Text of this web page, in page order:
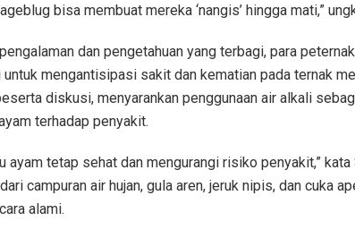
bisa membuat mereka ‘nangis’ hingga mati,”
dan pengetahuan yang terbagi, para
mengantisipasi sakit dan kematian pada ternak
diskusi, menyarankan penggunaan air alkali
terhadap penyakit.
ayam tetap sehat dan mengurangi risiko penyakit,”
campuran air hujan, gula aren, jeruk nipis, dan cuka
alami.